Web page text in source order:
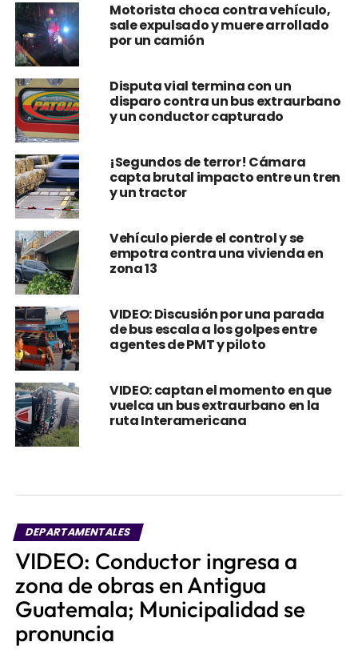
Motorista choca contra vehículo,
sale expulsado y muere arrollado
por un camión
Disputa vial termina con un
disparo contra un bus extraurbano
y un conductor capturado
¡Segundos de terror! Cámara
capta brutal impacto entre un tren
y un tractor
Vehículo pierde el control y se
empotra contra una vivienda en
zona 13
VIDEO: Discusión por una parada
de bus escala a los golpes entre
agentes de PMT y piloto
VIDEO: captan el momento en que
vuelca un bus extraurbano en la
ruta Interamericana
DEPARTAMENTALES
VIDEO: Conductor ingresa a
zona de obras en Antigua
Guatemala; Municipalidad se
pronuncia